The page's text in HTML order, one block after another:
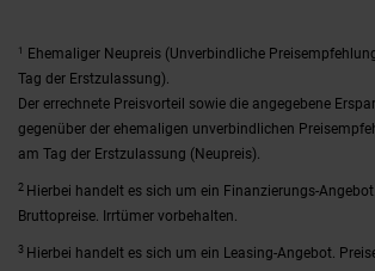
1
Ehemaliger Neupreis (Unverbindliche
Tag der Erstzulassung).
Der errechnete Preisvorteil sowie die angegebene
gegenüber der ehemaligen unverbindlichen
am Tag der Erstzulassung (Neupreis).
2 Hierbei handelt es sich um ein Finanzierungs-
Bruttopreise. Irrtümer vorbehalten.
3 Hierbei handelt es sich um ein Leasing-Angebot.